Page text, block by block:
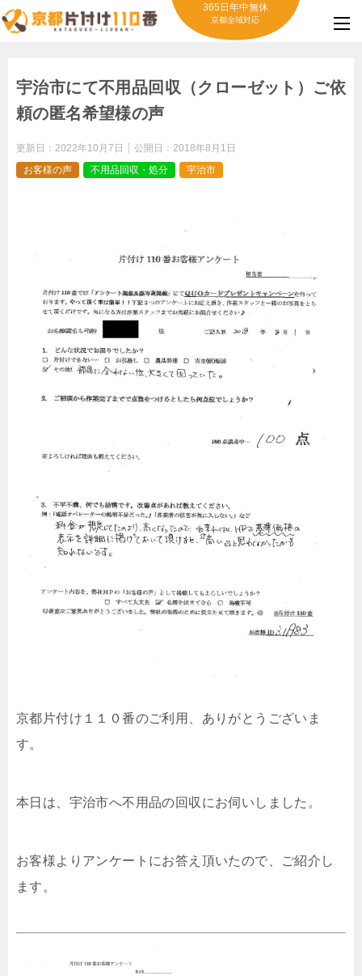
365日年中無休
京都全域対応
宇治市にて不用品回収（クローゼット）ご依
頼の匿名希望様の声
更新日： 2022年10月7日 公開日： 2018年8月1日
お客様の声
不用品回収・処分 宇治市
京都片付け１１０番のご利用、ありがとうございま
す。
本日は、宇治市へ不用品の回収にお伺いしました。
お客様よりアンケートにお答え頂いたので、ご紹介し
ます。